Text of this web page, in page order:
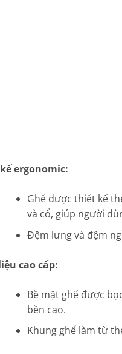
ergonomic:
Ghế được thiết kế
và cổ, giúp người
Đệm lưng và đệm
cao cấp:
Bề mặt ghế được
bền cao.
Khung ghế làm từ